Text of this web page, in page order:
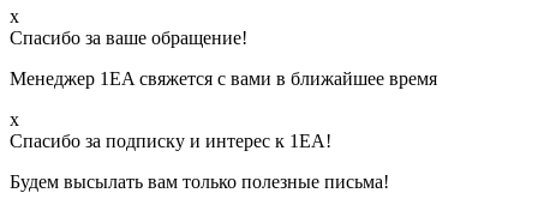
х
Спасибо за ваше обращение!
Менеджер 1EA свяжется с вами в ближайшее время
х
Спасибо за подписку и интерес к 1ЕА!
Будем высылать вам только полезные письма!